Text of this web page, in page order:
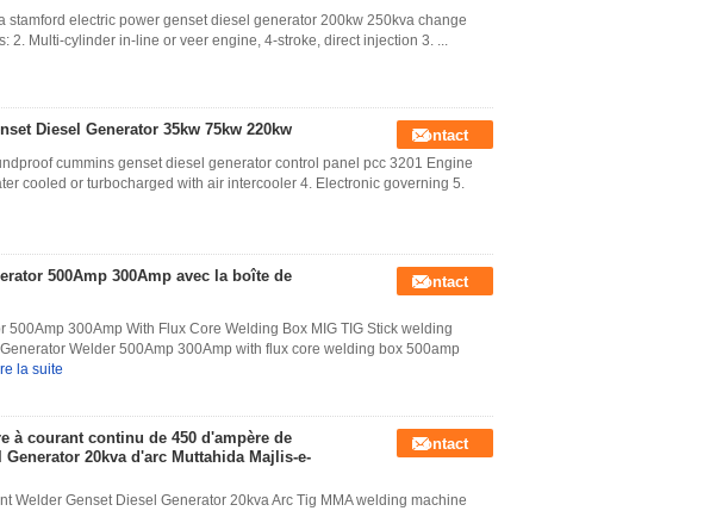
stamford electric power genset diesel generator 200kw 250kva change
2. Multi-cylinder in-line or veer engine, 4-stroke, direct injection 3. ...
Diesel Generator 35kw 75kw 220kw Contact
cummins genset diesel generator control panel pcc 3201 Engine
cooled or turbocharged with air intercooler 4. Electronic governing 5.
500Amp 300Amp avec la boîte de
Contact
500Amp 300Amp With Flux Core Welding Box MIG TIG Stick welding
Welder 500Amp 300Amp with flux core welding box 500amp
la suite
à courant continu de 450 d'ampère de
20kva d'arc Muttahida Majlis-e-
Contact
Welder Genset Diesel Generator 20kva Arc Tig MMA welding machine